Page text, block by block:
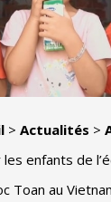
> Actualités >
enfants de
Toan au